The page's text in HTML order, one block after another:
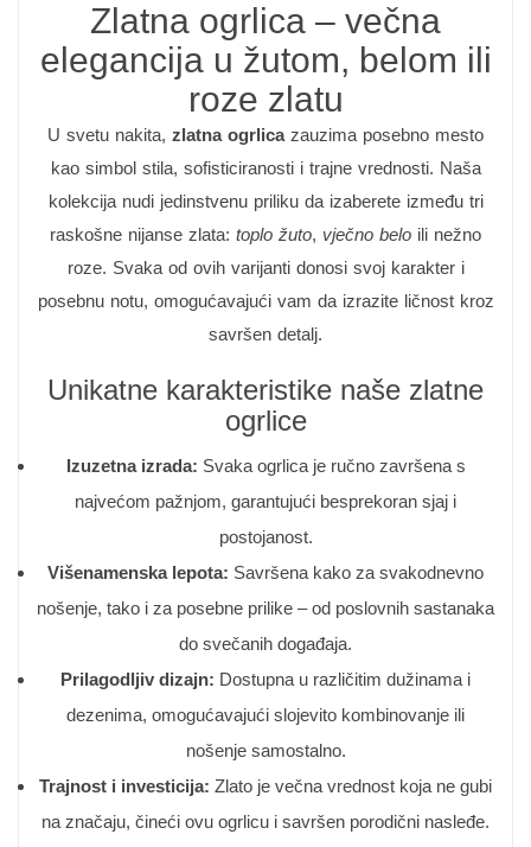
Zlatna ogrlica – večna
elegancija u žutom, belom ili
roze zlatu
U svetu nakita, zlatna ogrlicazauzima posebno mesto
kao simbol stila, sofisticiranosti i trajne vrednosti. Naša
kolekcija nudi jedinstvenu priliku da izaberete između tri
raskošne nijanse zlata: toplo žuto, vječno belo ili nežno
roze. Svaka od ovih varijanti donosi svoj karakter i
posebnu notu, omogućavajući vam da izrazite ličnost kroz
savršen detalj.
Unikatne karakteristike naše zlatne
ogrlice
Izuzetna izrada: Svaka ogrlica je ručno završena s
najvećom pažnjom, garantujući besprekoran sjaj i
postojanost.
Višenamenska lepota: Savršena kako za svakodnevno
nošenje, tako i za posebne prilike – od poslovnih sastanaka
do svečanih događaja.
Prilagodljiv dizajn: Dostupna u različitim dužinama i
dezenima, omogućavajući slojevito kombinovanje ili
nošenje samostalno.
Trajnost i investicija: Zlato je večna vrednost koja ne gubi
na značaju, čineći ovu ogrlicu i savršen porodični nasleđe.